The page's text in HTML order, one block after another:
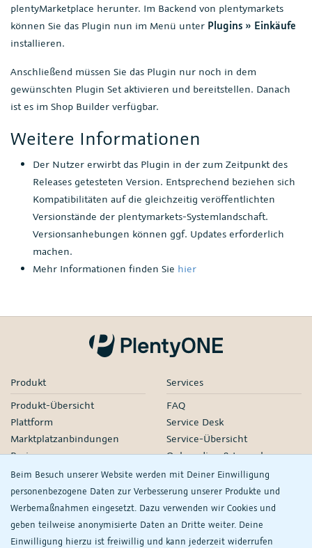
Beim Besuch unserer Website werden mit Deiner Einwilligung
personenbezogene Daten zur Verbesserung unserer Produkte und
Werbemaßnahmen eingesetzt. Dazu verwenden wir Cookies und
geben teilweise anonymisierte Daten an Dritte weiter. Deine
Einwilligung hierzu ist freiwillig und kann jederzeit widerrufen
plentyMarketplace herunter. Im Backend von plentymarkets
können Sie das Plugin nun im Menü unter Plugins » Einkäufe
installieren.
Anschließend müssen Sie das Plugin nur noch in dem
gewünschten Plugin Set aktivieren und bereitstellen. Danach
ist es im Shop Builder verfügbar.
Weitere Informationen
Der Nutzer erwirbt das Plugin in der zum Zeitpunkt des
Releases getesteten Version. Entsprechend beziehen sich
Kompatibilitäten auf die gleichzeitig veröffentlichten
Versionstände der plentymarkets-Systemlandschaft.
Versionsanhebungen können ggf. Updates erforderlich
machen.
Mehr Informationen finden Sie hier
Produkt
Produkt-Übersicht
Plattform
Marktplatzanbindungen
Preise
Services
FAQ
Service Desk
Service-Übersicht
Onboarding & Launch
Services
Managed Services
Partner-Netzwerk
Webinare